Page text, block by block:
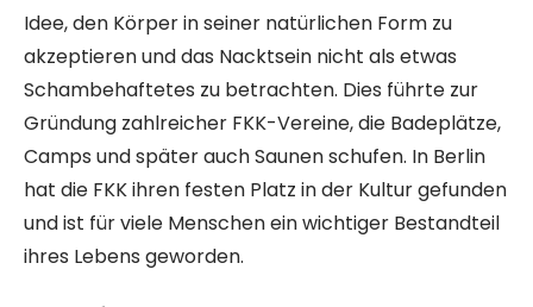
Idee, den Körper in seiner natürlichen Form zu
akzeptieren und das Nacktsein nicht als etwas
Schambehaftetes zu betrachten. Dies führte zur
Gründung zahlreicher FKK-Vereine, die Badeplätze,
Camps und später auch Saunen schufen. In Berlin
hat die FKK ihren festen Platz in der Kultur gefunden
und ist für viele Menschen ein wichtiger Bestandteil
ihres Lebens geworden.